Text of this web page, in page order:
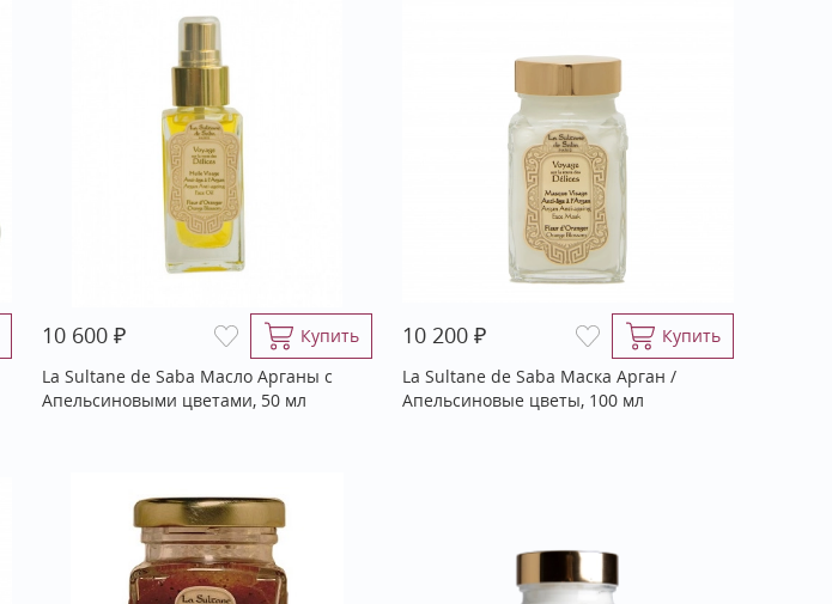
10 600 ₽
Купить
La Sultane de Saba Масло Арганы с
Апельсиновыми цветами, 50 мл
10 200₽
Купить
La Sultane de Saba Маска Арган /
Апельсиновые цветы, 100 мл